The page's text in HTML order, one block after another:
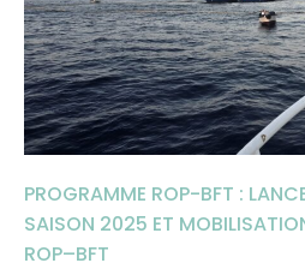
PROGRAMME ROP-BFT :
SAISON 2025 ET
ROP–BFT